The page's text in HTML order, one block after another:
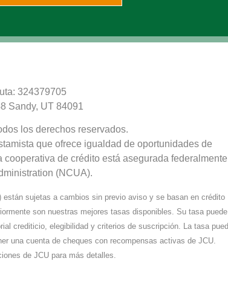
324379705
Sandy, UT 84091
los derechos reservados.
que ofrece igualdad de oportunidades de
de crédito está asegurada federalmente
(NCUA).
están sujetas a cambios sin previo aviso y se basan en crédito
son nuestras mejores tasas disponibles. Su tasa puede
crediticio, elegibilidad y criterios de suscripción. La tasa
una cuenta de cheques con recompensas activas de JCU.
de JCU para más detalles.